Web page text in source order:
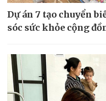
Dự án 7 tạo chuyển
sóc sức khỏe cộng